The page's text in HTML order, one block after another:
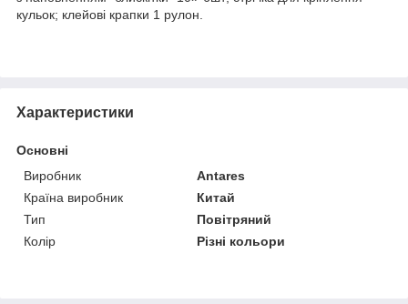
кульок; клейові крапки 1 рулон.
Характеристики
Основні
Виробник
Antares
Країна виробник
Китай
Тип
Повітряний
Колір
Різні кольори